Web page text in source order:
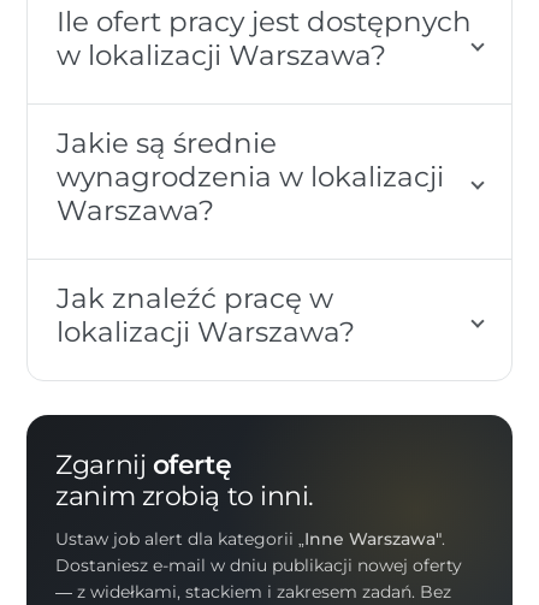
Ile ofert pracy jest dostępnych
w lokalizacji Warszawa?
Jakie są średnie
wynagrodzenia w lokalizacji
Warszawa?
Jak znaleźć pracę w
lokalizacji Warszawa?
Zgarnij ofertę
zanim zrobią to inni.
Ustaw job alert dla kategorii„Inne Warszawa".
Dostaniesz e-mail w dniu publikacji nowej oferty
— z widełkami, stackiem i zakresem zadań. Bez